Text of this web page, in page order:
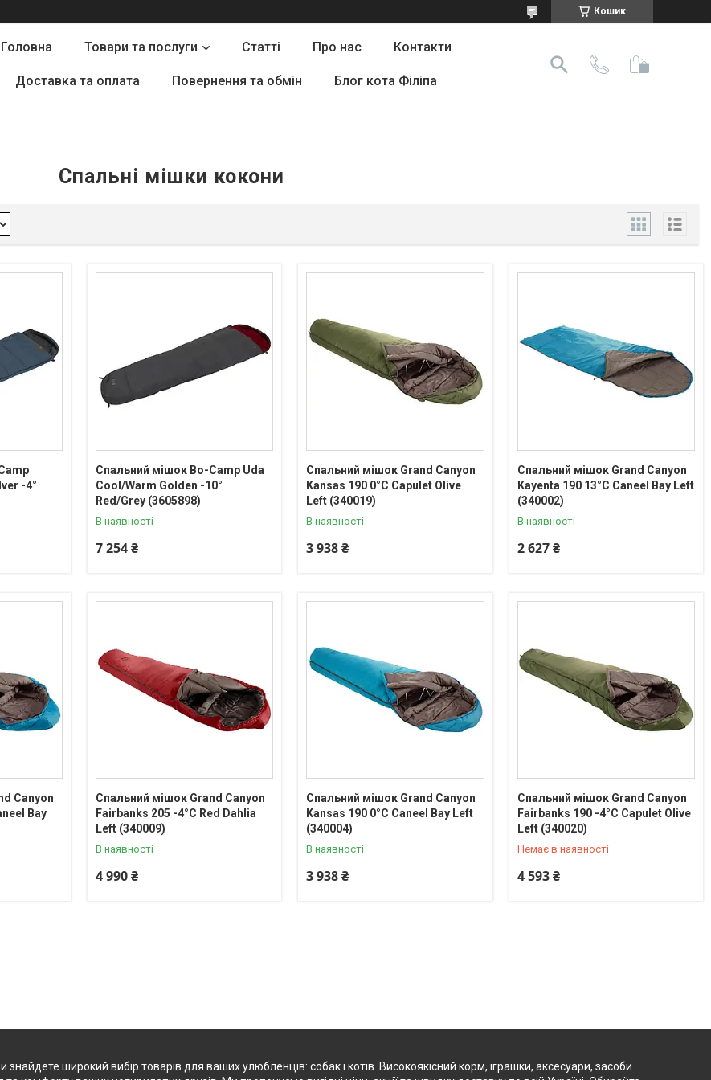
Кошик
Головна Товари та послуги Статті Про нас Контакти
Доставка та оплата Повернення та обмін Блог кота Філіпа
Спальні мішки кокони
-4°
Спальний мішок Bo-Camp Uda
Cool/Warm Golden -10°
Red/Grey (3605898)
В наявності
7 254 ₴
Спальний мішок Grand Canyon
Kansas 190 0°C Capulet Olive
Left (340019)
В наявності
3 938 ₴
Спальний мішок Grand Canyon
Kayenta 190 13°C Caneel Bay Left
(340002)
В наявності
2 627 ₴
Canyon
Bay
Спальний мішок Grand Canyon
Fairbanks 205 -4°C Red Dahlia
Left (340009)
В наявності
4 990 ₴
Спальний мішок Grand Canyon
Kansas 190 0°C Caneel Bay Left
(340004)
В наявності
3 938 ₴
Спальний мішок Grand Canyon
Fairbanks 190 -4°C Capulet Olive
Left (340020)
Немає в наявності
4 593 ₴
+380 (63) 629-53-71
широкий вибір товарів для ваших улюбленців: собак і котів. Високоякісний корм, іграшки, аксесуари, засоби